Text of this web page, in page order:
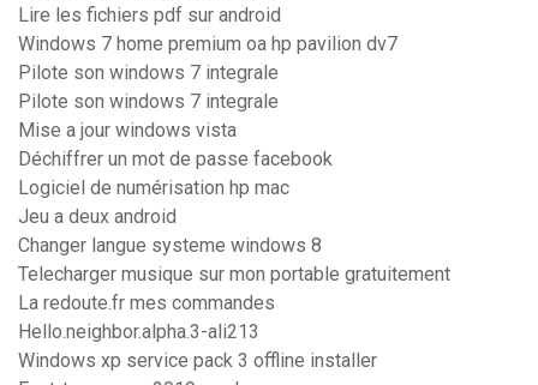
Lire les fichiers pdf sur android
Windows 7 home premium oa hp pavilion dv7
Pilote son windows 7 integrale
Pilote son windows 7 integrale
Mise a jour windows vista
Déchiffrer un mot de passe facebook
Logiciel de numérisation hp mac
Jeu a deux android
Changer langue systeme windows 8
Telecharger musique sur mon portable gratuitement
La redoute.fr mes commandes
Hello.neighbor.alpha.3-ali213
Windows xp service pack 3 offline installer